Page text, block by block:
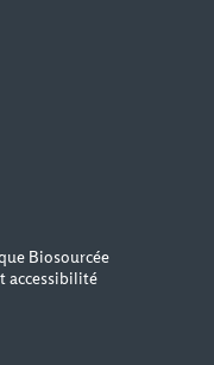
Biosourcée
accessibilité